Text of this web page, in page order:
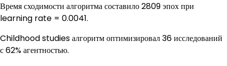
Время сходимости алгоритма составило 2809 эпох при
learning rate = 0.0041.
Childhood studies алгоритм оптимизировал 36 исследований
с 62% агентностью.